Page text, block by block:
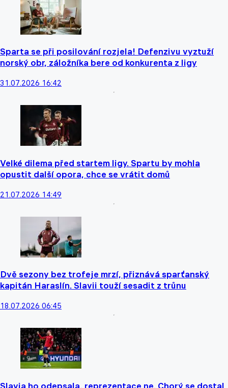
Sparta se při posilování rozjela! Defenzivu vyztuží
norský obr, záložníka bere od konkurenta z ligy
31.07.2026 16:42
Velké dilema před startem ligy. Spartu by mohla
opustit další opora, chce se vrátit domů
21.07.2026 14:49
Dvě sezony bez trofeje mrzí, přiznává sparťanský
kapitán Haraslín. Slavii touží sesadit z trůnu
18.07.2026 06:45